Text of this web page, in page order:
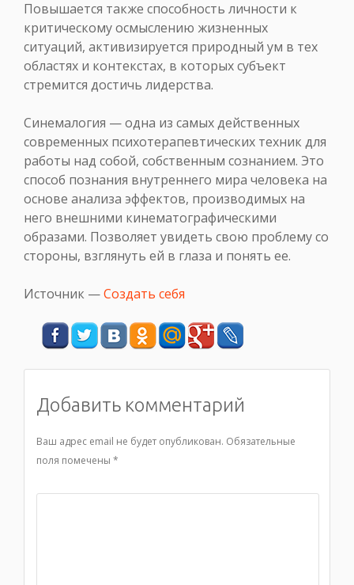
Повышается также способность личности к
критическому осмыслению жизненных
ситуаций, активизируется природный ум в тех
областях и контекстах, в которых субъект
стремится достичь лидерства.
Синемалогия — одна из самых действенных
современных психотерапевтических техник для
работы над собой, собственным сознанием. Это
способ познания внутреннего мира человека на
основе анализа эффектов, производимых на
него внешними кинематографическими
образами. Позволяет увидеть свою проблему со
стороны, взглянуть ей в глаза и понять ее.
Источник —Создать себя
Добавить комментарий
Ваш адрес email не будет опубликован. Обязательные
поля помечены *